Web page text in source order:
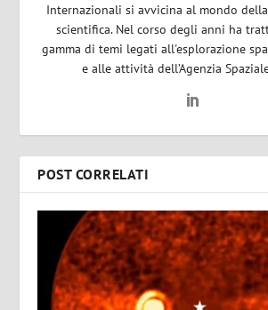
Internazionali si avvicina al mondo
scientifica. Nel corso degli anni ha
gamma di temi legati all'esplorazione
e alle attività dell’Agenzia
POST CORRELATI